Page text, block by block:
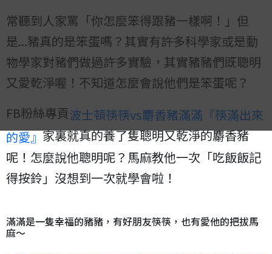
常聽到人家罵「你怎麼笨得跟豬一樣啊！」但
是...豬真的是笨蛋嗎？其實有許多科學家或是動
物學家對豬們做過許多實驗，其實豬豬們既聰明
又愛乾淨喔！不知道怎麼會說他們是笨蛋呢？
FB粉絲專頁波士頓筷筷vs麝香豬滿滿『筷滿出來
的愛』家裏就真的養了隻聰明又乾淨的麝香豬
呢！怎麼說他聰明呢？馬麻教他一次「吃飯飯記
得按鈴」沒想到一次就學會啦！
滿滿是一隻幸福的豬豬，有好朋友筷筷，也有愛他的把拔馬
麻～